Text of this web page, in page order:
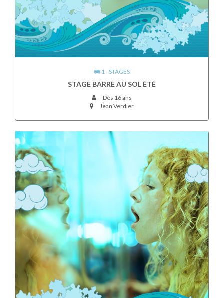
1 - STAGES
STAGE BARRE AU SOL ÉTÉ
Dès 16 ans
Jean Verdier